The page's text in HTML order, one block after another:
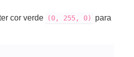
cor verde (0, 255, 0)
para